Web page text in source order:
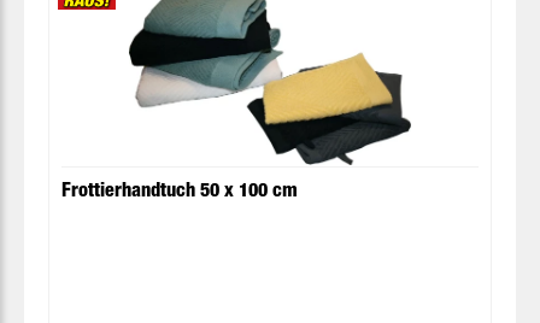
Frottierhandtuch 50 x 100 cm